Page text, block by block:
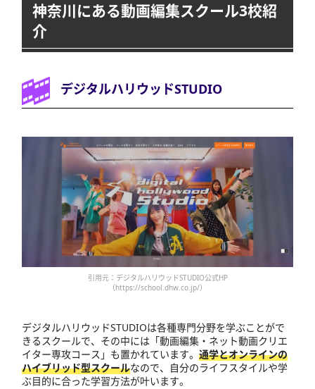
神奈川にある動画編集スクール3校紹
介
デジタルハリウッドSTUDIO
引用元：デジタルハリウッドSTUDIO公式HP
（https://school.dhw.co.jp/）
デジタルハリウッドSTUDIOは各種専門分野を学ぶことがで
きるスクールで、その中には「動画編集・ネット動画クリエ
イター専攻コース」も置かれています。 通学とオンラインの
ハイブリッド型スクールなので、自分のライフスタイルや学
ぶ目的に合った学習方法が叶います。